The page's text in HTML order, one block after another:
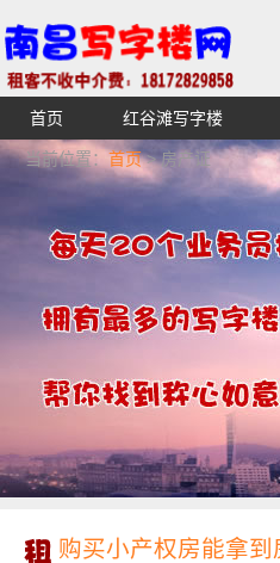
【不收中介费】南昌写字楼
湖青云谱写字楼
首页 红谷滩写字楼
当前位置： 首页> 房产证
购买小产权房能拿到